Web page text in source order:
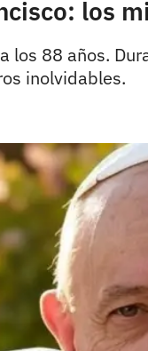
los
los 88 años.
inolvidables.